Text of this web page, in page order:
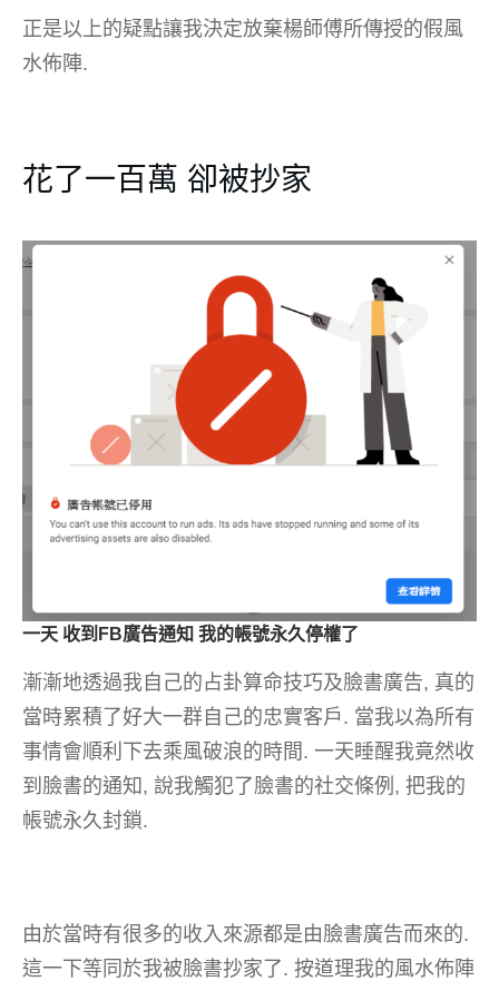
正是以上的疑點讓我決定放棄楊師傅所傳授的假風
水佈陣.
花了一百萬 卻被抄家
一天 收到FB廣告通知 我的帳號永久停權了
漸漸地透過我自己的占卦算命技巧及臉書廣告, 真的
當時累積了好大一群自己的忠實客戶. 當我以為所有
事情會順利下去乘風破浪的時間. 一天睡醒我竟然收
到臉書的通知, 說我觸犯了臉書的社交條例, 把我的
帳號永久封鎖.
由於當時有很多的收入來源都是由臉書廣告而來的.
這一下等同於我被臉書抄家了. 按道理我的風水佈陣